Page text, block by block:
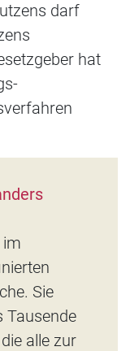
darf
hat
im
Sie
Tausende
alle zur